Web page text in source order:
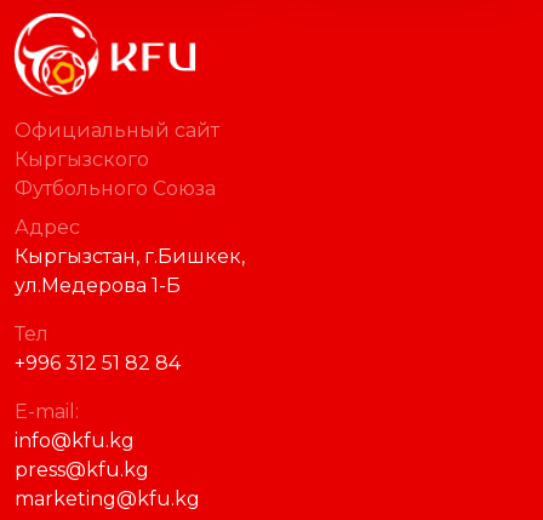
Официальный сайт
Кыргызского
Футбольного Союза
Адрес
Кыргызстан, г.Бишкек,
ул.Медерова 1-Б
Тел
+996 312 51 82 84
E-mail:
info@kfu.kg
press@kfu.kg
marketing@kfu.kg